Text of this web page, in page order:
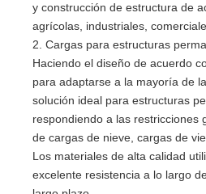
y construcción de estructura de
agrícolas, industriales,
2. Cargas para estructuras
Haciendo el diseño de acuerdo
para adaptarse a la mayoría de
solución ideal para estructuras
respondiendo a las restricciones
de cargas de nieve, cargas de
Los materiales de alta calidad
excelente resistencia a lo largo